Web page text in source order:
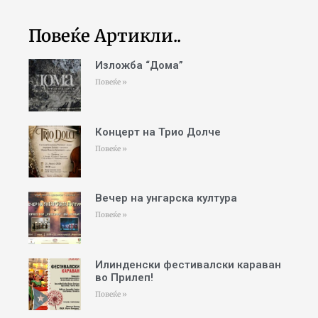
Повеќе Артикли..
Изложба “Дома”
Повеќе »
Концерт на Трио Долче
Повеќе »
Вечер на унгарска култура
Повеќе »
Илинденски фестивалски караван
во Прилеп!
Повеќе »